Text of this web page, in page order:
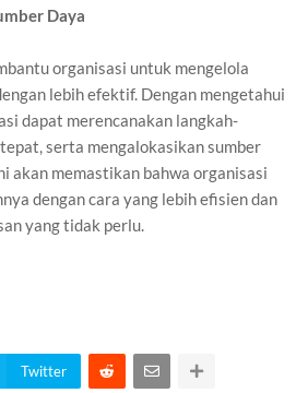
Daya
organisasi untuk mengelola
lebih efektif. Dengan mengetahui
dapat merencanakan langkah-
serta mengalokasikan sumber
akan memastikan bahwa organisasi
dengan cara yang lebih efisien dan
yang tidak perlu.
Twitter